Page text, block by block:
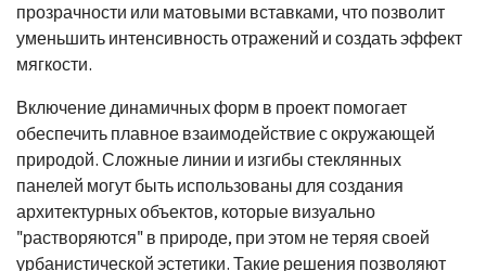
прозрачности или матовыми вставками, что позволит
уменьшить интенсивность отражений и создать эффект
мягкости.
Включение динамичных форм в проект помогает
обеспечить плавное взаимодействие с окружающей
природой. Сложные линии и изгибы стеклянных
панелей могут быть использованы для создания
архитектурных объектов, которые визуально
"растворяются" в природе, при этом не теряя своей
урбанистической эстетики. Такие решения позволяют